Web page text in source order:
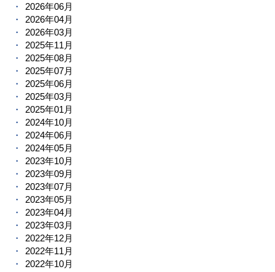
2026年06月
2026年04月
2026年03月
2025年11月
2025年08月
2025年07月
2025年06月
2025年03月
2025年01月
2024年10月
2024年06月
2024年05月
2023年10月
2023年09月
2023年07月
2023年05月
2023年04月
2023年03月
2022年12月
2022年11月
2022年10月